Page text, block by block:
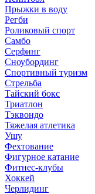
Прыжки в воду
Регби
Роликовый спорт
Самбо
Серфинг
Сноубординг
Спортивный туризм
Стрельба
Тайский бокс
Триатлон
Тэквондо
Тяжелая атлетика
Ушу
Фехтование
Фигурное катание
Фитнес-клубы
Хоккей
Черлидинг